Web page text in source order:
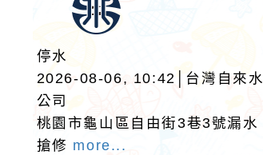
停水
2026-08-06, 10:42│台灣自來水
公司
桃園市龜山區自由街3巷3號漏水
搶修 more...